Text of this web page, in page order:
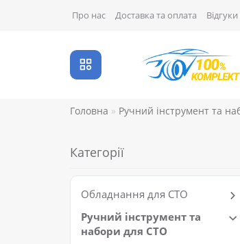
Про нас Доставка та оплата
Головна Ручний інструмент та
Категорії
Обладнання для СТО
Ручний інструмент та
набори для СТО